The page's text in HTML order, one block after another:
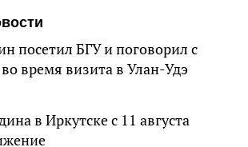
посетил БГУ и поговорил с
время визита в Улан-Удэ
в Иркутске с 11 августа